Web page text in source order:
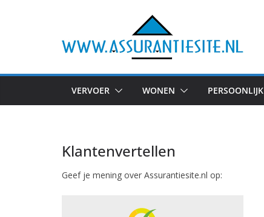
VERVOER WONEN PERSOONLIJK
Klantenvertellen
Geef je mening over Assurantiesite.nl op: